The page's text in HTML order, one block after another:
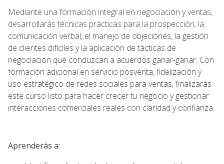
Mediante una formación integral en negociación y ventas,
desarrollarás técnicas prácticas para la prospección, la
comunicación verbal, el manejo de objeciones, la gestión
de clientes difíciles y la aplicación de tácticas de
negociación que conduzcan a acuerdos ganar-ganar. Con
formación adicional en servicio posventa, fidelización y
uso estratégico de redes sociales para ventas, finalizarás
este curso listo para hacer crecer tu negocio y gestionar
interacciones comerciales reales con claridad y confianza.
Aprenderás a: